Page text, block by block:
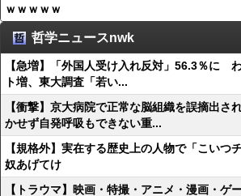
ｗｗｗｗｗ
哲学ニュースnwk
【急増】「外国人受け入れ反対」56.3％に
ト増、東大調査「若い...
【衝撃】京大病院で正常な脳組織を誤摘出さ
かせず自発呼吸もできない重...
【規格外】実在する歴史上の人物で「こい
奴あげてけ
【トラウマ】映画・特撮・アニメ・漫画・ゲ